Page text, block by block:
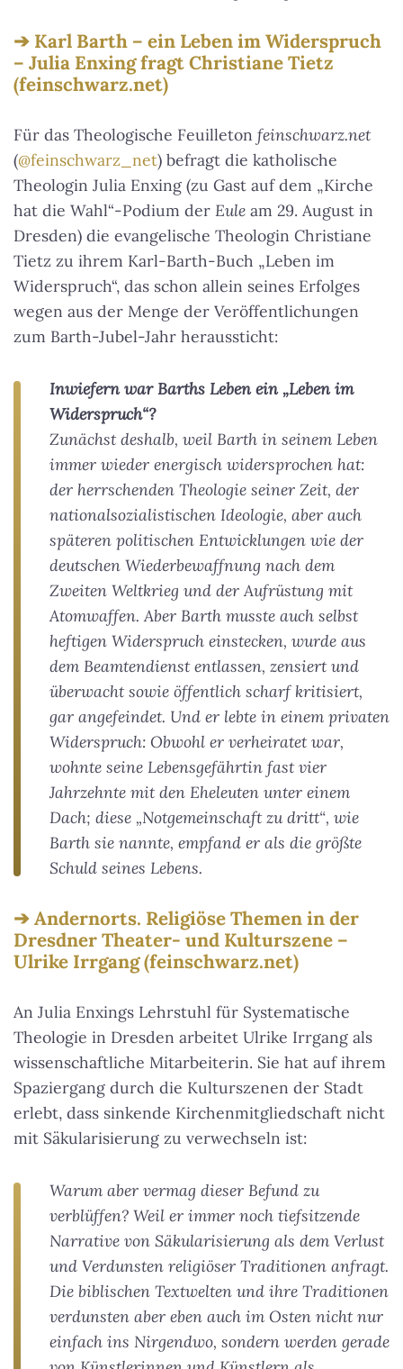
Karl Barth – ein Leben im Widerspruch
– Julia Enxing fragt Christiane Tietz
(feinschwarz.net)
Für das Theologische Feuilleton feinschwarz.net
(@feinschwarz_net) befragt die katholische
Theologin Julia Enxing (zu Gast auf dem „Kirche
hat die Wahl“-Podium der Eule am 29. August in
Dresden) die evangelische Theologin Christiane
Tietz zu ihrem Karl-Barth-Buch „Leben im
Widerspruch“, das schon allein seines Erfolges
wegen aus der Menge der Veröffentlichungen
zum Barth-Jubel-Jahr heraussticht:
Inwiefern war Barths Leben ein „Leben im
Widerspruch“?
Zunächst deshalb, weil Barth in seinem Leben
immer wieder energisch widersprochen hat:
der herrschenden Theologie seiner Zeit, der
nationalsozialistischen Ideologie, aber auch
späteren politischen Entwicklungen wie der
deutschen Wiederbewaffnung nach dem
Zweiten Weltkrieg und der Aufrüstung mit
Atomwaffen. Aber Barth musste auch selbst
heftigen Widerspruch einstecken, wurde aus
dem Beamtendienst entlassen, zensiert und
überwacht sowie öffentlich scharf kritisiert,
gar angefeindet. Und er lebte in einem privaten
Widerspruch: Obwohl er verheiratet war,
wohnte seine Lebensgefährtin fast vier
Jahrzehnte mit den Eheleuten unter einem
Dach; diese „Notgemeinschaft zu dritt“, wie
Barth sie nannte, empfand er als die größte
Schuld seines Lebens.
Andernorts. Religiöse Themen in der
Dresdner Theater- und Kulturszene –
Ulrike Irrgang (feinschwarz.net)
An Julia Enxings Lehrstuhl für Systematische
Theologie in Dresden arbeitet Ulrike Irrgang als
wissenschaftliche Mitarbeiterin. Sie hat auf ihrem
Spaziergang durch die Kulturszenen der Stadt
erlebt, dass sinkende Kirchenmitgliedschaft nicht
mit Säkularisierung zu verwechseln ist:
Warum aber vermag dieser Befund zu
verblüffen? Weil er immer noch tiefsitzende
Narrative von Säkularisierung als dem Verlust
und Verdunsten religiöser Traditionen anfragt.
Die biblischen Textwelten und ihre Traditionen
verdunsten aber eben auch im Osten nicht nur
einfach ins Nirgendwo, sondern werden gerade